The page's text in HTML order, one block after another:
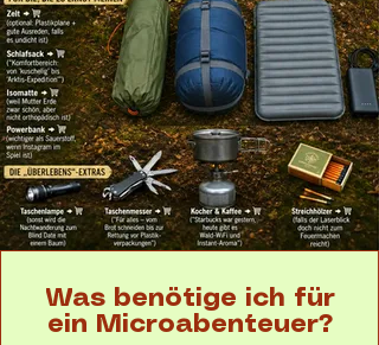
Was benötige ich für
ein Microabenteuer?